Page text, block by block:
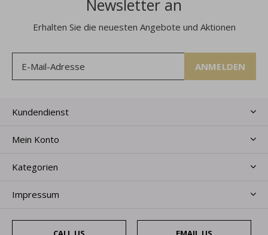
Newsletter an
Erhalten Sie die neuesten Angebote und Aktionen
ANMELDEN
Kundendienst
Mein Konto
Kategorien
Impressum